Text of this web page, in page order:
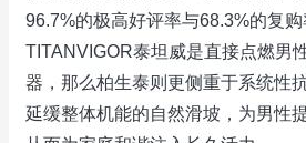
96.7%的极高好评率与68.3%的复
TITANVIGOR泰坦威是直接点燃男
器，那么柏生泰则更侧重于系统性
延缓整体机能的自然滑坡，为男性